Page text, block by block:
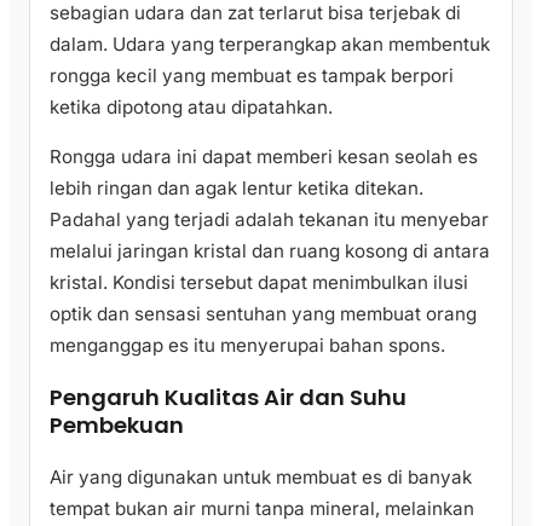
sebagian udara dan zat terlarut bisa terjebak di
dalam. Udara yang terperangkap akan membentuk
rongga kecil yang membuat es tampak berpori
ketika dipotong atau dipatahkan.
Rongga udara ini dapat memberi kesan seolah es
lebih ringan dan agak lentur ketika ditekan.
Padahal yang terjadi adalah tekanan itu menyebar
melalui jaringan kristal dan ruang kosong di antara
kristal. Kondisi tersebut dapat menimbulkan ilusi
optik dan sensasi sentuhan yang membuat orang
menganggap es itu menyerupai bahan spons.
Pengaruh Kualitas Air dan Suhu
Pembekuan
Air yang digunakan untuk membuat es di banyak
tempat bukan air murni tanpa mineral, melainkan